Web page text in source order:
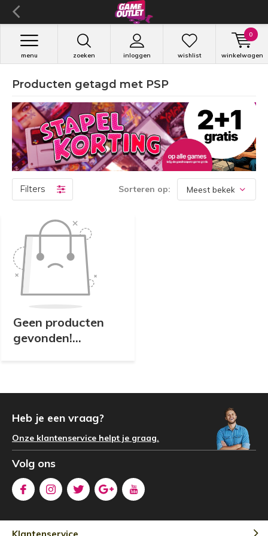
zoeken inloggen
menu wishlist winkelwagen
0
Producten getagd met PSP
Filters Sorteren op:
Geen producten
gevonden!...
Heb je een vraag?
Onze klantenservice helpt je graag.
Volg ons